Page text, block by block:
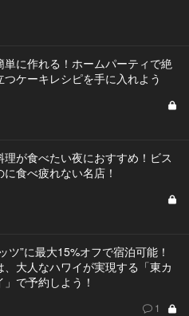
単に作れる！ホームパーティで絶
つケーキレシピを手に入れよう
理が食べたい夜におすすめ！ビス
に食べ疲れない名店！
ツ”に最大15%オフで宿泊可能！
、大人なハワイが実現する「東カ
」で予約しよう！
1